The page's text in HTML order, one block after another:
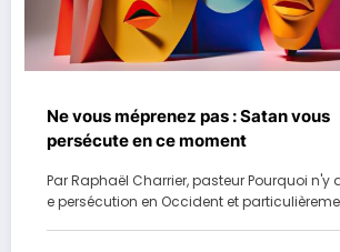
Ne vous méprenez pas : Satan vous
persécute en ce moment
Par Raphaël Charrier, pasteur Pourquoi
e persécution en Occident et